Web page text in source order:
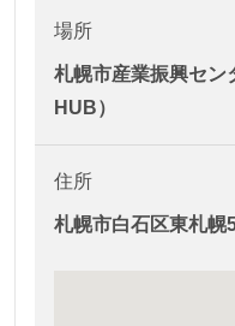
場所
札幌市産業振興セ
HUB）
住所
札幌市白石区東札幌